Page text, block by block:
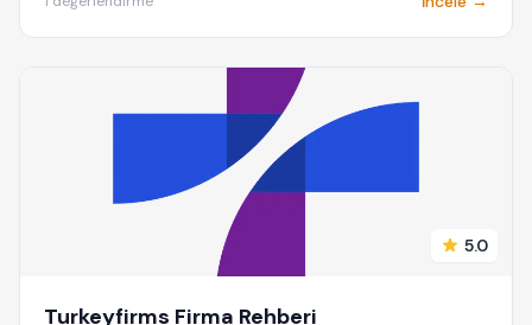
5.0
Turkeyfirms Firma Rehberi